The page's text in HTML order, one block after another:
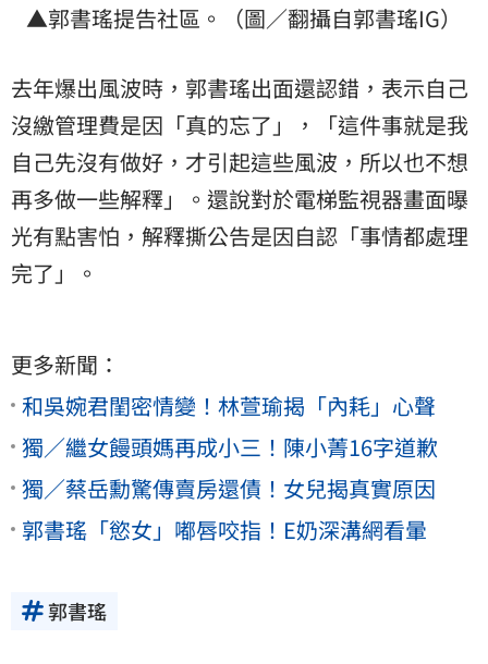
▲郭書瑤提告社區。（圖／翻攝自郭書瑤IG）
去年爆出風波時，郭書瑤出面還認錯，表示自己
沒繳管理費是因「真的忘了」，「這件事就是我
自己先沒有做好，才引起這些風波，所以也不想
再多做一些解釋」。還說對於電梯監視器畫面曝
光有點害怕，解釋撕公告是因自認「事情都處理
完了」。
更多新聞：
和吳婉君閨密情變！林萱瑜揭「內耗」心聲
獨／繼女饅頭媽再成小三！陳小菁16字道歉
獨／蔡岳勳驚傳賣房還債！女兒揭真實原因
郭書瑤「慾女」嘟唇咬指！E奶深溝網看暈
郭書瑤